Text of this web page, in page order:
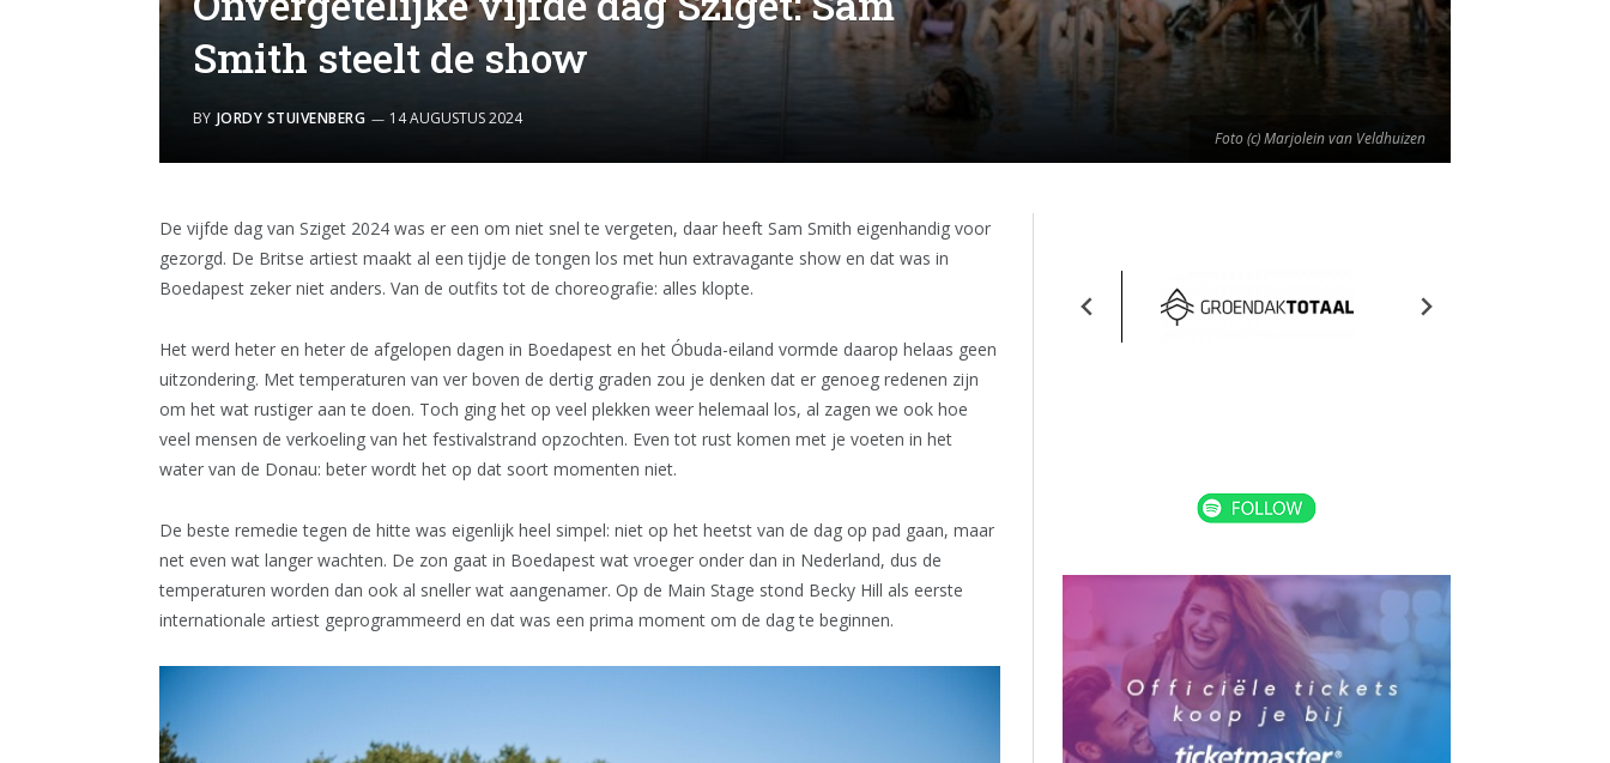
Foto (c) Marjolein van Veldhuizen
Smith steelt de show
BY JORDY STUIVENBERG 14 AUGUSTUS 2024
De vijfde dag van Sziget 2024 was er een om niet snel te vergeten, daar heeft Sam Smith eigenhandig voor
gezorgd. De Britse artiest maakt al een tijdje de tongen los met hun extravagante show en dat was in
Boedapest zeker niet anders. Van de outfits tot de choreografie: alles klopte.
Het werd heter en heter de afgelopen dagen in Boedapest en het Óbuda-eiland vormde daarop helaas geen
uitzondering. Met temperaturen van ver boven de dertig graden zou je denken dat er genoeg redenen zijn
om het wat rustiger aan te doen. Toch ging het op veel plekken weer helemaal los, al zagen we ook hoe
veel mensen de verkoeling van het festivalstrand opzochten. Even tot rust komen met je voeten in het
water van de Donau: beter wordt het op dat soort momenten niet.
De beste remedie tegen de hitte was eigenlijk heel simpel: niet op het heetst van de dag op pad gaan, maar
net even wat langer wachten. De zon gaat in Boedapest wat vroeger onder dan in Nederland, dus de
temperaturen worden dan ook al sneller wat aangenamer. Op de Main Stage stond Becky Hill als eerste
internationale artiest geprogrammeerd en dat was een prima moment om de dag te beginnen.